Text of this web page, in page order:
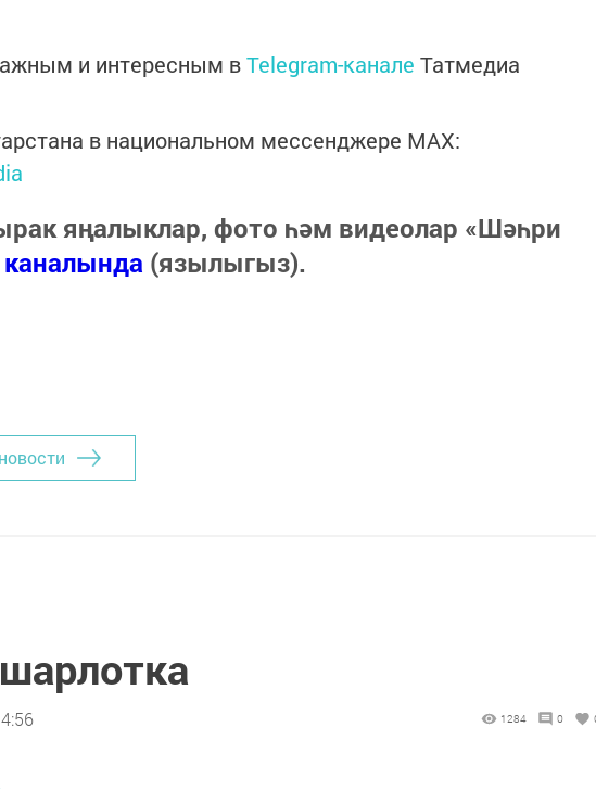
и интересным вTelegram-канале Татмедиа
в национальном мессенджере MАХ:
яңалыклар, фото һәм видеолар «Шәһри
каналында (язылыгыз).
1284 0